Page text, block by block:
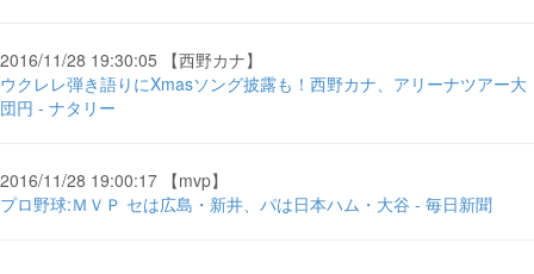
2016/11/28 19:30:05 【西野カナ】
ウクレレ弾き語りにXmasソング披露も！西野カナ、アリーナツアー大
団円 - ナタリー
2016/11/28 19:00:17 【mvp】
プロ野球:ＭＶＰ セは広島・新井、パは日本ハム・大谷 - 毎日新聞